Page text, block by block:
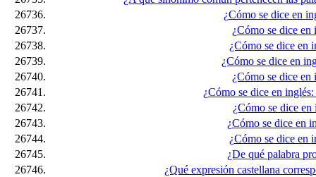
26736.
¿Cómo se dice en
26737.
¿Cómo se dice en
26738.
¿Cómo se dice en
26739.
¿Cómo se dice en
26740.
¿Cómo se dice en
26741.
¿Cómo se dice en
26742.
¿Cómo se dice en
26743.
¿Cómo se dice en
26744.
¿Cómo se dice en
26745.
¿De qué palabra
26746.
¿Qué expresión castellana